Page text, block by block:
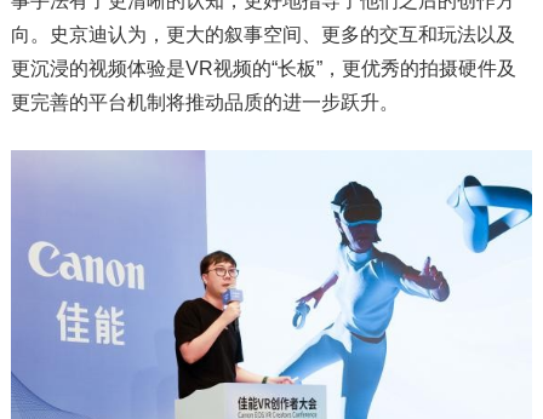
向。史京迪认为，更大的叙事空间、更多的交互和玩法以及
更沉浸的视频体验是VR视频的“长板”，更优秀的拍摄硬件及
更完善的平台机制将推动品质的进一步跃升。